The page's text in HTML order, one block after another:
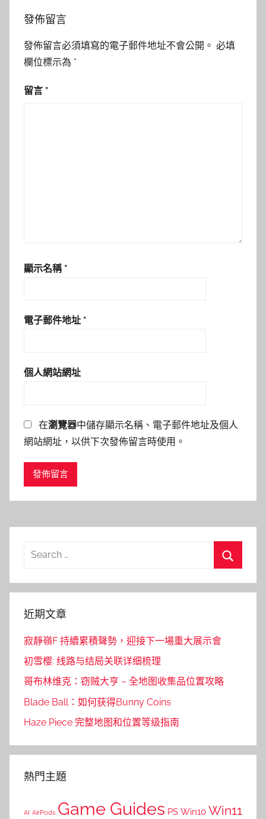
發佈留言
發佈留言必須填寫的電子郵件地址不會公開。 必填
欄位標示為 *
留言 *
顯示名稱 *
電子郵件地址 *
個人網站網址
在瀏覽器中儲存顯示名稱、電子郵件地址及個人
網站網址，以供下次發佈留言時使用。
Search
近期文章
寂靜嶺F 持續累積聲勢，迎接下一場重大展示會
初雪樱: 线路与结局关联详细梳理
哥布林维克：窃贼大亨 – 全地图收集品位置攻略
Blade Ball：如何获得Bunny Coins
Haze Piece 完整地图和位置等级指南
熱門主題
AI AirPods Game Guides PS Win10 Win11